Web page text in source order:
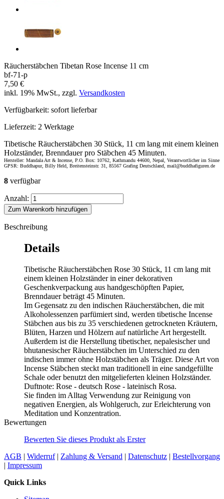
Räucherstäbchen Tibetan Rose Incense 11 cm
bf-71-p
7,50 €
inkl. 19% MwSt., zzgl. Versandkosten
Verfügbarkeit: sofort lieferbar
Lieferzeit: 2 Werktage
Tibetische Räucherstäbchen 30 Stück, 11 cm lang mit einem kleinen
Holzständer, Brenndauer pro Stäbchen 45 Minuten.
Hersteller: Mandala Art & Incense, P.O. Box: 10762, Kathmandu 44600, Nepal, Verantwortlicher im Sinne
GPSR: Buddhapur, Billy Held, Breitensteinstr. 31, 85567 Grafing Deutschland, mail@buddhafiguren.de
8 verfügbar
Anzahl:
Zum Warenkorb hinzufügen
Beschreibung
Details
Tibetische Räucherstäbchen Rose 30 Stück, 11 cm lang mit
einem kleinen Holzständer in einer dekorativen
Geschenkverpackung aus handgeschöpften Papier,
Brenndauer beträgt 45 Minuten.
Im Gegensatz zu den indischen Räucherstäbchen, die mit
Alkoholessenzen parfümiert sind, werden tibetische Incense
Stäbchen aus bis zu 35 verschiedenen getrockneten Kräutern,
Blüten, Harzen und Hölzern auf natürliche Art hergestellt.
Außerdem ist die Herstellung tibetischer, nepalesischer und
bhutanesischer Räucherstäbchen im Unterschied zu den
indischen immer ohne Holzstäbchen als Träger. Diese Art von
Incense Stäbchen steckt man traditionell in eine sandgefüllte
Schale oder benutzt den mitgelieferten kleinen Holzständer.
Duftnote: Rose - deutsch Rose - lateinisch Rosa.
Sie finden im Alltag Verwendung zur Reinigung von
negativen Energien, als Wohlgeruch, zur Erleichterung von
Meditation und Konzentration.
Bewertungen
Bewerten Sie dieses Produkt als Erster
AGB | Widerruf| Zahlung & Versand | Datenschutz | Bestellvorgang
| Impressum
Quick Links